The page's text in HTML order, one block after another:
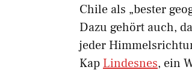
Chile als „bester
Dazu gehört auch,
jeder
Kap Lindesnes, ein